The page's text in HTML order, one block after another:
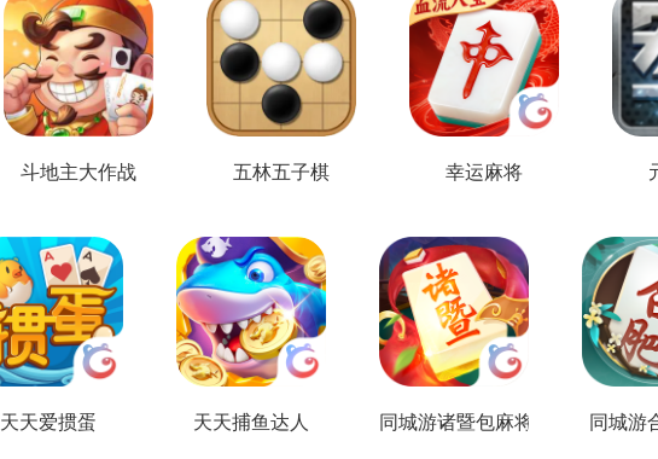
斗地主大作战 五林五子棋 幸运麻将
天天爱掼蛋 天天捕鱼达人 同城游诸暨包麻将 同城游